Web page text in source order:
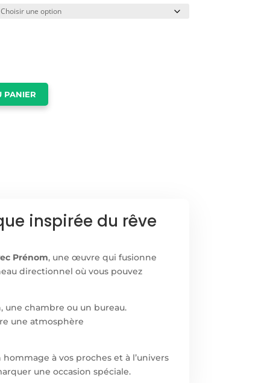
PANIER
inspirée du rêve
Prénom, une œuvre qui fusionne
directionnel où vous pouvez
une chambre ou un bureau.
une atmosphère
à vos proches et à l’univers
une occasion spéciale.